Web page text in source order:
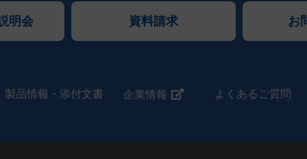
明会 資料請求 お
製品情報・添付文書 企業情報 よくあるご質問